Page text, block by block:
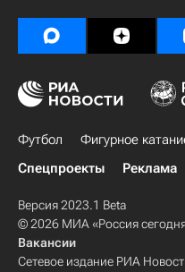
Футбол Фигурное
Спецпроекты
Реклама
Версия 2023.1 Beta
© 2026 МИА «Россия
Вакансии
Сетевое издание РИА